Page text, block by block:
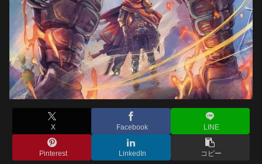
X Facebook LINE
Pinterest LinkedIn コピー